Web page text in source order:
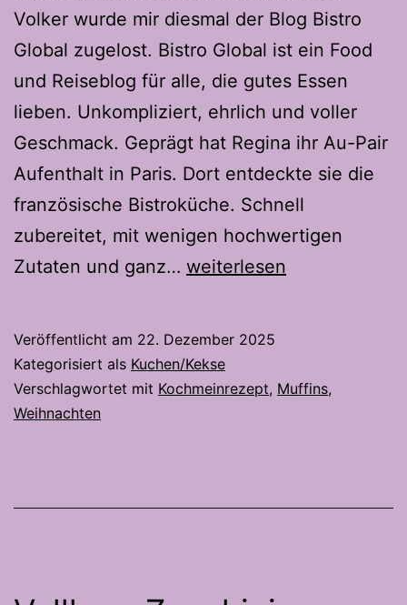
Volker wurde mir diesmal der Blog Bistro
Global zugelost. Bistro Global ist ein Food
und Reiseblog für alle, die gutes Essen
lieben. Unkompliziert, ehrlich und voller
Geschmack. Geprägt hat Regina ihr Au-Pair
Aufenthalt in Paris. Dort entdeckte sie die
französische Bistroküche. Schnell
zubereitet, mit wenigen hochwertigen
Zutaten und ganz… Gewürz
Mit
Frischkäse
weiterlesen
Veröffentlicht am 22. Dezember 2025
Kategorisiert als Kuchen/Kekse
Verschlagwortet mit Kochmeinrezept, Muffins,
Weihnachten